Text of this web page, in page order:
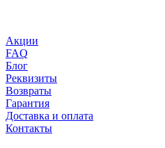
Акции
FAQ
Блог
Реквизиты
Возвраты
Гарантия
Доставка и оплата
Контакты